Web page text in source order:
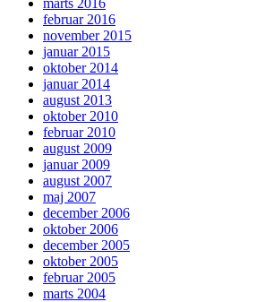
marts 2016
februar 2016
november 2015
januar 2015
oktober 2014
januar 2014
august 2013
oktober 2010
februar 2010
august 2009
januar 2009
august 2007
maj 2007
december 2006
oktober 2006
december 2005
oktober 2005
februar 2005
marts 2004